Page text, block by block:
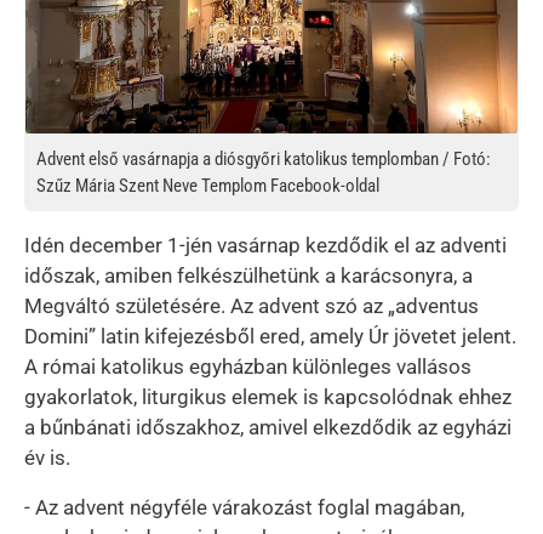
Advent első vasárnapja a diósgyőri katolikus templomban / Fotó:
Szűz Mária Szent Neve Templom Facebook-oldal
Idén december 1-jén vasárnap kezdődik el az adventi
időszak, amiben felkészülhetünk a karácsonyra, a
Megváltó születésére. Az advent szó az „adventus
Domini” latin kifejezésből ered, amely Úr jövetet jelent.
A római katolikus egyházban különleges vallásos
gyakorlatok, liturgikus elemek is kapcsolódnak ehhez
a bűnbánati időszakhoz, amivel elkezdődik az egyházi
év is.
- Az advent négyféle várakozást foglal magában,